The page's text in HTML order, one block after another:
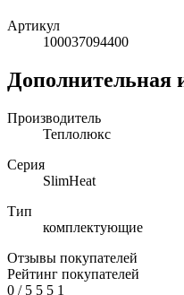
Артикул
100037094400
Дополнительная
Производитель
Теплолюкс
Серия
SlimHeat
Тип
комплектующие
Отзывы покупателей
Рейтинг покупателей
0 /5 5 5 1